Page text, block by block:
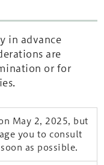
in advance
are
or for
May 2, 2025, but
you to consult
as possible.